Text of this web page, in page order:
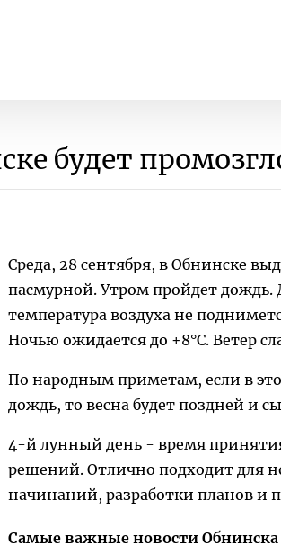
будет
Среда, 28 сентября, в Обнинске
пасмурной. Утром пройдет дождь.
температура воздуха не
Ночью ожидается до +8°C. Ветер
По народным приметам, если в
дождь, то весна будет поздней и
4-й лунный день - время
решений. Отлично подходит для
начинаний, разработки планов и
Самые важные новости Обнинска